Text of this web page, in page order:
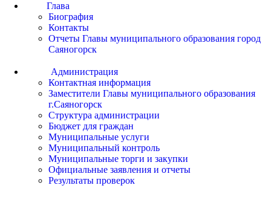
Глава
Биография
Контакты
Отчеты Главы муниципального образования город
Саяногорск
Администрация
Контактная информация
Заместители Главы муниципального образования
г.Саяногорск
Структура администрации
Бюджет для граждан
Муниципальные услуги
Муниципальный контроль
Муниципальные торги и закупки
Официальные заявления и отчеты
Результаты проверок